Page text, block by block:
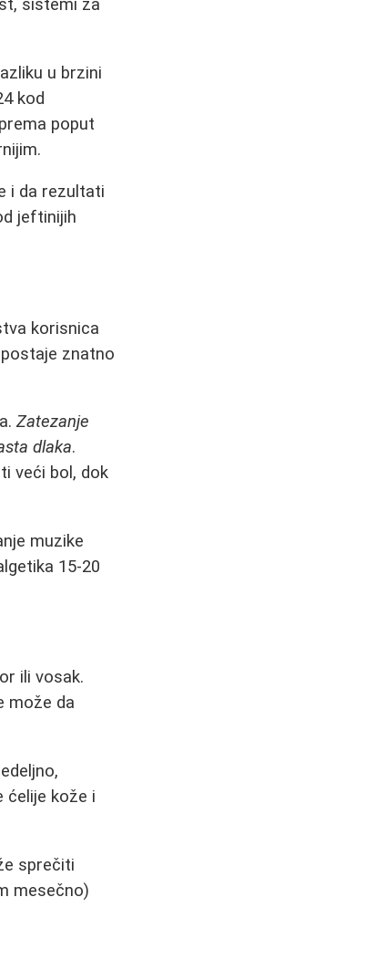
sistemi za
u brzini
kod
poput
i da rezultati
jeftinijih
korisnica
znatno
Zatezanje
dlaka.
veći bol, dok
muzike
15-20
ili vosak.
može da
ćelije kože i
sprečiti
mesečno)